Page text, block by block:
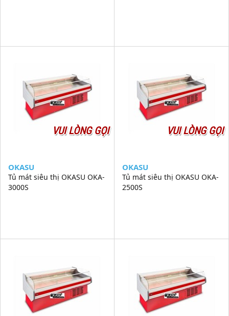
VUI LÒNG GỌI
OKASU
Tủ mát siêu thị OKASU OKA-
3000S
VUI LÒNG GỌI
OKASU
Tủ mát siêu thị OKASU OKA-
2500S